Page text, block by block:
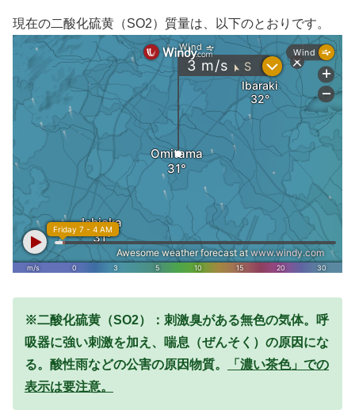
現在の二酸化硫黄（SO2）質量は、以下のとおりです。
※二酸化硫黄（SO2）：刺激臭がある無色の気体。呼
吸器に強い刺激を加え、喘息（ぜんそく）の原因にな
る。酸性雨などの公害の原因物質。
「濃い茶色」での
表示は要注意。